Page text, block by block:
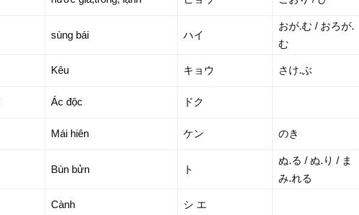
sùng bái ハイ
おが.む / おろが.
む
Kêu キョウ さけ.ぶ
Ác độc ドク
Mái hiên ケン のき
Bùn bửn ト
ぬ.る / ぬ.り / ま
み.れる
Cành シ エ